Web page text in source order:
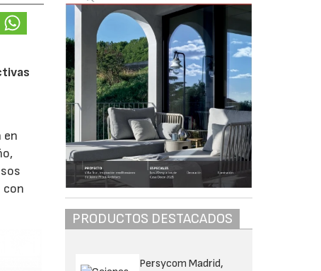
en
con
PRODUCTOS DESTACADOS
Persycom Madrid,